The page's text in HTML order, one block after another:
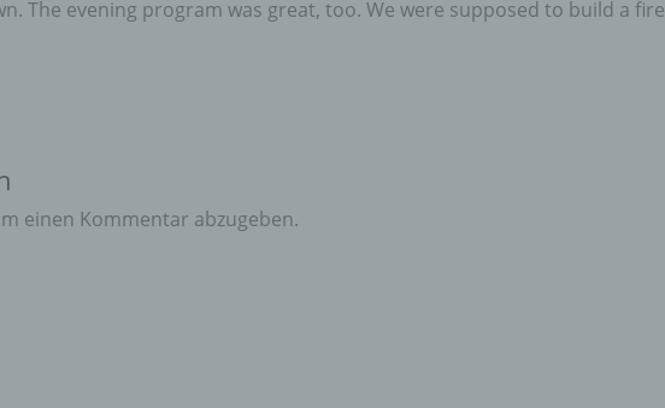
The evening program was great, too. We were supposed to build a fire
einen Kommentar abzugeben.